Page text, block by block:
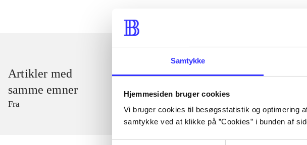
Samtykke
Hjemmesiden bruger cookies
Vi bruger cookies til besøgsstatistik og optimering
samtykke ved at klikke på ”Cookies” i bunden af
Artikler med
samme emner
Fra